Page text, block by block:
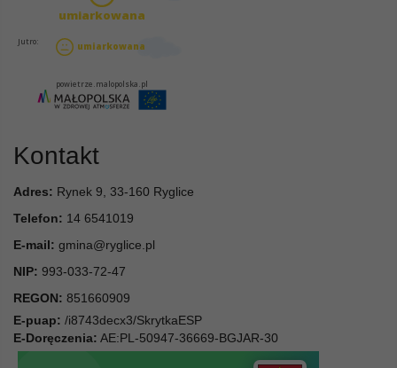
Kontakt
Adres: Rynek 9, 33-160 Ryglice
Telefon: 14 6541019
E-mail: gmina@ryglice.pl
NIP: 993-033-72-47
REGON: 851660909
E-puap: /i8743decx3/SkrytkaESP
E-Doręczenia: AE:PL-50947-36669-BGJAR-30